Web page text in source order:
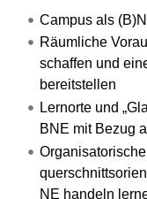
Campus als
Räumliche
schaffen und
bereitstellen
Lernorte und
BNE mit Bezug
NE handeln